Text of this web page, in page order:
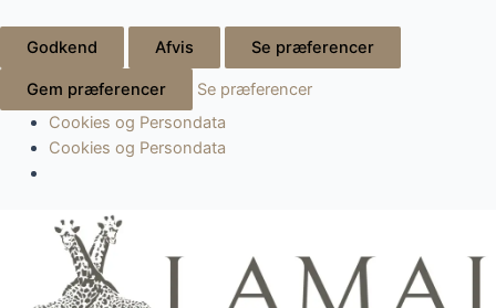
Godkend Afvis Se præferencer
Gem præferencer
Se præferencer
Cookies og Persondata
Cookies og Persondata